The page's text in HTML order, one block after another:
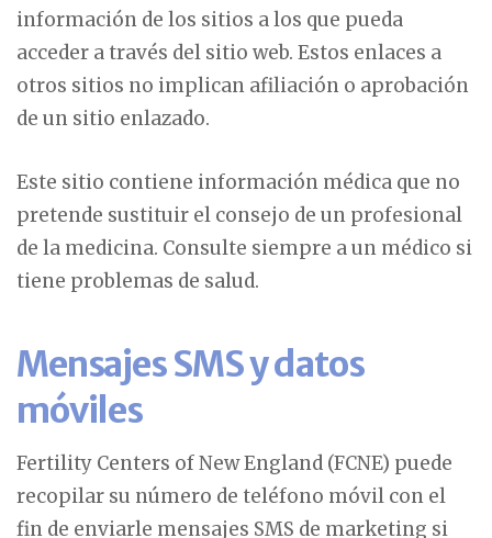
información de los sitios a los que pueda
acceder a través del sitio web. Estos enlaces a
otros sitios no implican afiliación o aprobación
de un sitio enlazado.
Este sitio contiene información médica que no
pretende sustituir el consejo de un profesional
de la medicina. Consulte siempre a un médico si
tiene problemas de salud.
Mensajes SMS y datos
móviles
Fertility Centers of New England (FCNE) puede
recopilar su número de teléfono móvil con el
fin de enviarle mensajes SMS de marketing si